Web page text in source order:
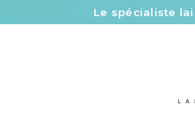
Le spécialiste
Des fils de